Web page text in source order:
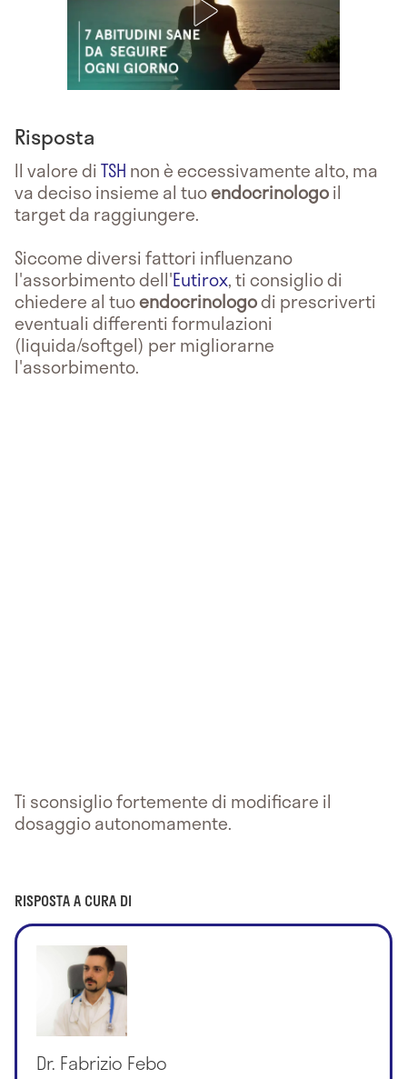
Risposta
Il valore diTSH non è eccessivamente alto, ma
va deciso insieme al tuoendocrinologoil
target da raggiungere.
Siccome diversi fattori influenzano
l'assorbimento dell'Eutirox, ti consiglio di
chiedere al tuoendocrinologodi prescriverti
eventuali differenti formulazioni
(liquida/softgel) per migliorarne
l'assorbimento.
Ti sconsiglio fortemente di modificare il
dosaggio autonomamente.
RISPOSTA A CURA DI
Dr. Fabrizio Febo